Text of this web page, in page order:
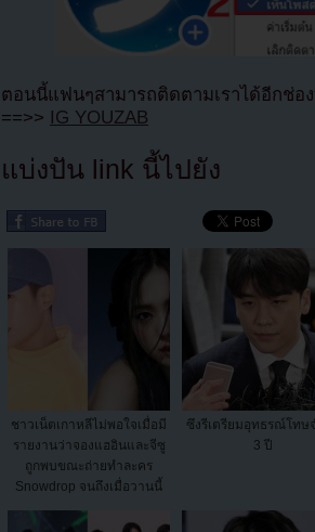
ตอนนี้แฟนๆสามารถติดตามเราได้อีกช่
==>> IG YOUZAB
แบ่งปัน link นี้ไปยัง
ชาวเน็ตเกาหลีไม่พอใจเมื่อมี
รายงานว่าจองแฮอินและจีซู
ถูกพบขณะถ่ายทำละคร
Snowdrop จนถึงเมื่อวานนี้
ซึงรีเตรียมอุทธรณ์โทษ
3 ปี